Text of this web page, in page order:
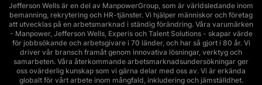
Jefferson Wells är en del av ManpowerGroup, som är världsledande inom
bemanning, rekrytering och HR-tjänster. Vi hjälper människor och företag
att utvecklas på en arbetsmarknad i ständig förändring. Våra varumärken
- Manpower, Jefferson Wells, Experis och Talent Solutions - skapar värde
för jobbsökande och arbetsgivare i 70 länder, och har så gjort i 80 år. Vi
driver vår bransch framåt genom innovativa lösningar, verktyg och
samarbeten. Våra återkommande arbetsmarknadsundersökningar ger
oss ovärderlig kunskap som vi gärna delar med oss av. Vi är erkända
globalt för vårt arbete inom mångfald, inkludering och jämställdhet.